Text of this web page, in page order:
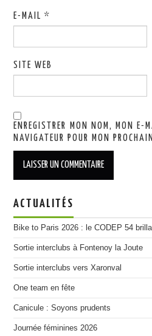
E-MAIL*
SITE WEB
ENREGISTRER MON NOM, MON
NAVIGATEUR POUR MON
ACTUALITÉS
Bike to Paris 2026 : le CODEP 54
Sortie interclubs à Fontenoy la Joute
Sortie interclubs vers Xaronval
One team en fête
Canicule : Soyons prudents
Journée féminines 2026